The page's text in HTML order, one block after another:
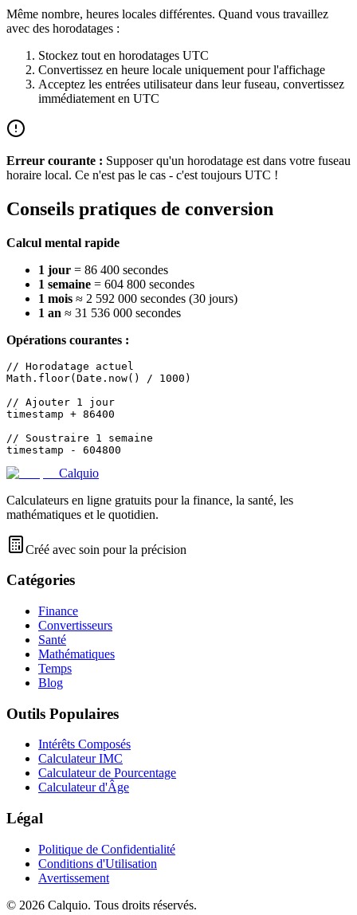
Même nombre, heures locales différentes. Quand vous travaillez
avec des horodatages :
Stockez tout en horodatages UTC
Convertissez en heure locale uniquement pour l'affichage
Acceptez les entrées utilisateur dans leur fuseau, convertissez
immédiatement en UTC
Erreur courante : Supposer qu'un horodatage est dans votre fuseau
horaire local. Ce n'est pas le cas - c'est toujours UTC !
Conseils pratiques de conversion
Calcul mental rapide
1 jour = 86 400 secondes
1 semaine = 604 800 secondes
1 mois ≈ 2 592 000 secondes (30 jours)
1 an ≈ 31 536 000 secondes
Opérations courantes :
// Horodatage actuel
Math.floor(Date.now() / 1000)
// Ajouter 1 jour
timestamp + 86400
// Soustraire 1 semaine
Calquio
Calculateurs en ligne gratuits pour la finance, la santé, les
mathématiques et le quotidien.
Créé avec soin pour la précision
Catégories
Finance
Convertisseurs
Santé
Mathématiques
Temps
Blog
Outils Populaires
Intérêts Composés
Calculateur IMC
Calculateur de Pourcentage
Calculateur d'Âge
Légal
Politique de Confidentialité
Conditions d'Utilisation
Avertissement
© 2026 Calquio. Tous droits réservés.